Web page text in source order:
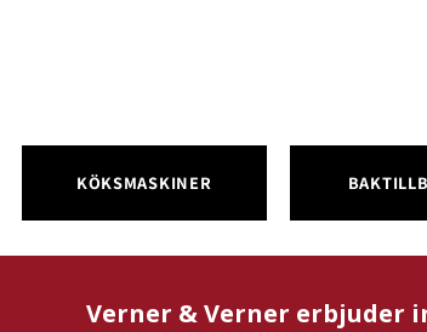
KÖKSMASKINER
Verner & Verner erbjuder